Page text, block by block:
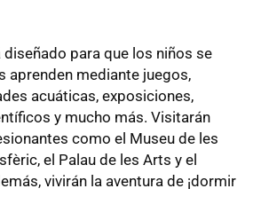
para que los niños se
aprenden mediante juegos,
acuáticas, exposiciones,
y mucho más. Visitarán
como el Museu de les
el Palau de les Arts y el
vivirán la aventura de ¡dormir